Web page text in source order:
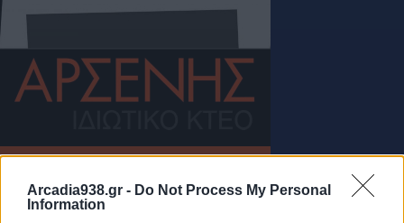
Arcadia938.gr - Do Not Process My Personal
Information